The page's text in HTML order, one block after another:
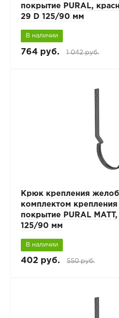
покрытие PURAL,
29 D 125/90 мм
В наличии
764 руб. 1 042 руб.
Крюк крепления
комплектом крепления
покрытие PURAL
125/90 мм
В наличии
402 руб. 550 руб.